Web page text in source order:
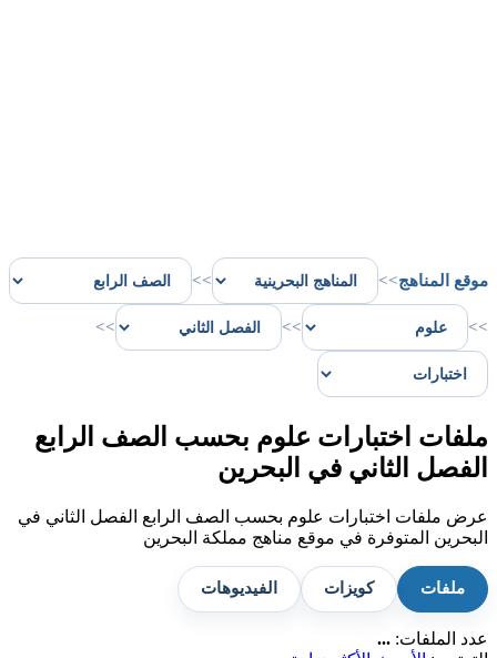
موقع المناهج>>
>>
>>
>>
>>
ملفات اختبارات علوم بحسب الصف الرابع
الفصل الثاني في البحرين
عرض ملفات اختبارات علوم بحسب الصف الرابع الفصل الثاني في
البحرين المتوفرة في موقع مناهج مملكة البحرين
ملفات كويزات الفيديوهات
عدد الملفات: ...